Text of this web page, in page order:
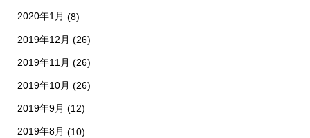
2020年1月 (8)
2019年12月 (26)
2019年11月 (26)
2019年10月 (26)
2019年9月 (12)
2019年8月 (10)